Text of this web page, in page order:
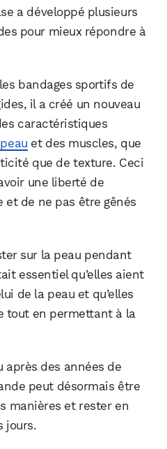
a développé plusieurs
pour mieux répondre à
bandages sportifs de
il a créé un nouveau
caractéristiques
peau et des muscles, que
que de texture. Ceci
une liberté de
et de ne pas être gênés
sur la peau pendant
essentiel qu’elles aient
de la peau et qu’elles
tout en permettant à la
après des années de
peut désormais être
manières et rester en
jours.